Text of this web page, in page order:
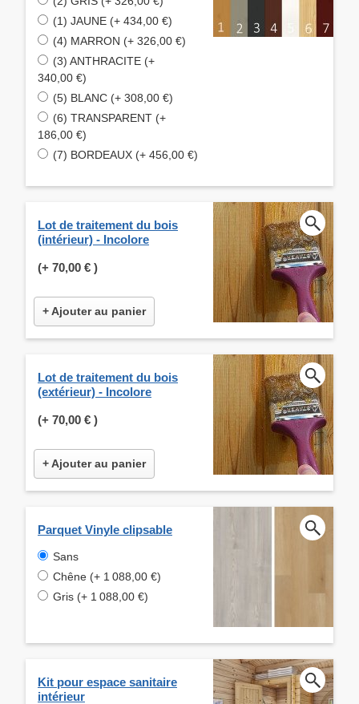
(1) JAUNE (+ 434,00 €)
(4) MARRON (+ 326,00 €)
(3) ANTHRACITE (+
340,00 €)
(5) BLANC (+ 308,00 €)
(6) TRANSPARENT (+
186,00 €)
(7) BORDEAUX (+ 456,00 €)
Lot de traitement du bois
(intérieur) - Incolore
(+ 70,00 € )
+ Ajouter au panier
Lot de traitement du bois
(extérieur) - Incolore
(+ 70,00 € )
+ Ajouter au panier
Parquet Vinyle clipsable
Sans
Chêne (+ 1 088,00 €)
Gris (+ 1 088,00 €)
Kit pour espace sanitaire
intérieur